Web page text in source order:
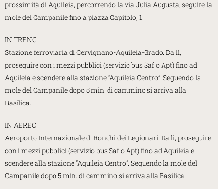
prossimità di Aquileia, percorrendo la via Julia Augusta, seguire la
mole del Campanile fino a piazza Capitolo, 1.
IN TRENO
Stazione ferroviaria di Cervignano-Aquileia-Grado. Da lì,
proseguire con i mezzi pubblici (servizio bus Saf o Apt) fino ad
Aquileia e scendere alla stazione “Aquileia Centro”. Seguendo la
mole del Campanile dopo 5 min. di cammino si arriva alla
Basilica.
IN AEREO
Aeroporto Internazionale di Ronchi dei Legionari. Da lì, proseguire
con i mezzi pubblici (servizio bus Saf o Apt) fino ad Aquileia e
scendere alla stazione “Aquileia Centro”. Seguendo la mole del
Campanile dopo 5 min. di cammino si arriva alla Basilica.